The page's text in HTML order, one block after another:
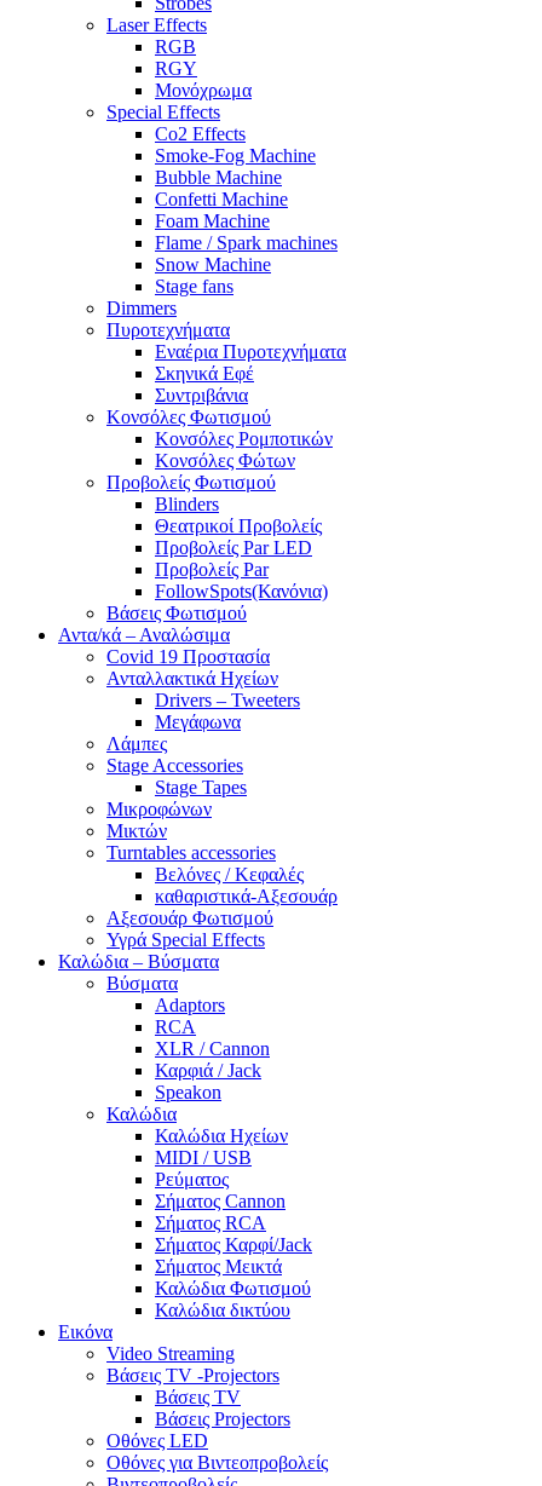
Laser Effects
RGB
RGY
Μονόχρωμα
Special Effects
Co2 Effects
Smoke-Fog Machine
Bubble Machine
Confetti Machine
Foam Machine
Flame / Spark machines
Snow Machine
Stage fans
Dimmers
Πυροτεχνήματα
Εναέρια Πυροτεχνήματα
Σκηνικά Εφέ
Συντριβάνια
Κονσόλες Φωτισμού
Κονσόλες Ρομποτικών
Κονσόλες Φώτων
Προβολείς Φωτισμού
Blinders
Θεατρικοί Προβολείς
Προβολείς Par LED
Προβολείς Par
FollowSpots(Κανόνια)
Βάσεις Φωτισμού
Αντα/κά – Αναλώσιμα
Covid 19 Προστασία
Ανταλλακτικά Ηχείων
Drivers – Tweeters
Μεγάφωνα
Λάμπες
Stage Accessories
Stage Tapes
Μικροφώνων
Μικτών
Turntables accessories
Βελόνες / Κεφαλές
καθαριστικά-Αξεσουάρ
Αξεσουάρ Φωτισμού
Υγρά Special Effects
Καλώδια – Βύσματα
Βύσματα
Adaptors
RCA
XLR / Cannon
Καρφιά / Jack
Speakon
Καλώδια
Καλώδια Ηχείων
MIDI / USB
Ρεύματος
Σήματος Cannon
Σήματος RCA
Σήματος Καρφί/Jack
Σήματος Μεικτά
Καλώδια Φωτισμού
Καλώδια δικτύου
Εικόνα
Video Streaming
Βάσεις TV -Projectors
Βάσεις TV
Βάσεις Projectors
Οθόνες LED
Οθόνες για Βιντεοπροβολείς